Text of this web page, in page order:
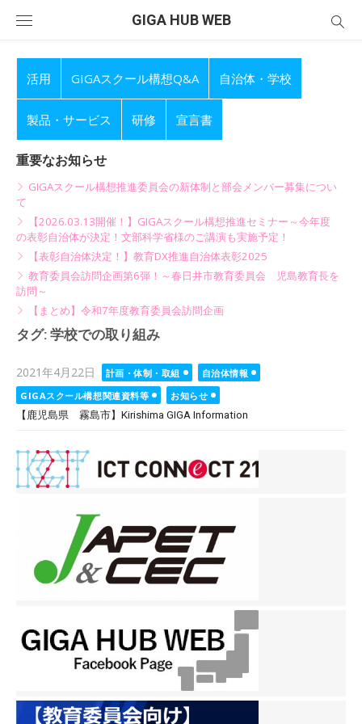
GIGA HUB WEB
活用 GIGAスクール構想Q&A 自治体・学校
製品・サービス 研修 宣言書
重要なお知らせ
GIGAスクール構想推進委員会の新体制と部会メンバー募集につい
て
【2026.03.13開催！】GIGAスクール構想推進セミナー～今年度
の表彰自治体が決定！文部科学省様のご講演も実施予定！
【表彰自治体決定！】教育DX推進自治体表彰2025
教育委員会訪問企画第6弾！～春日井市教育委員会 児島教育長を
訪問～
【まとめ】令和7年度教育委員会訪問企画
タグ: 学校での取り組み
Posted
on
2021年4月22日 計画・体制・取組
自治体情報
GIGAスクール構想関連資料等
お知らせ
【鹿児島県 霧島市】Kirishima GIGA Information